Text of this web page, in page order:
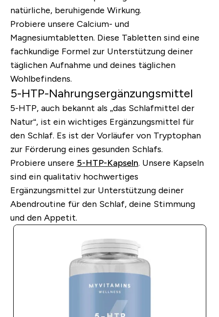
natürliche, beruhigende Wirkung.
Probiere unsere Calcium- und
Magnesiumtabletten. Diese Tabletten sind eine
fachkundige Formel zur Unterstützung deiner
täglichen Aufnahme und deines täglichen
Wohlbefindens.
5-HTP-Nahrungsergänzungsmittel
5-HTP, auch bekannt als „das Schlafmittel der
Natur“, ist ein wichtiges Ergänzungsmittel für
den Schlaf. Es ist der Vorläufer von Tryptophan
zur Förderung eines gesunden Schlafs.
Probiere unsere 5-HTP-Kapseln. Unsere Kapseln
sind ein qualitativ hochwertiges
Ergänzungsmittel zur Unterstützung deiner
Abendroutine für den Schlaf, deine Stimmung
und den Appetit.